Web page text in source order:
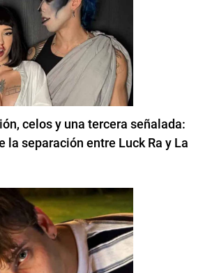
celos y una tercera señalada:
la separación entre Luck Ra y La